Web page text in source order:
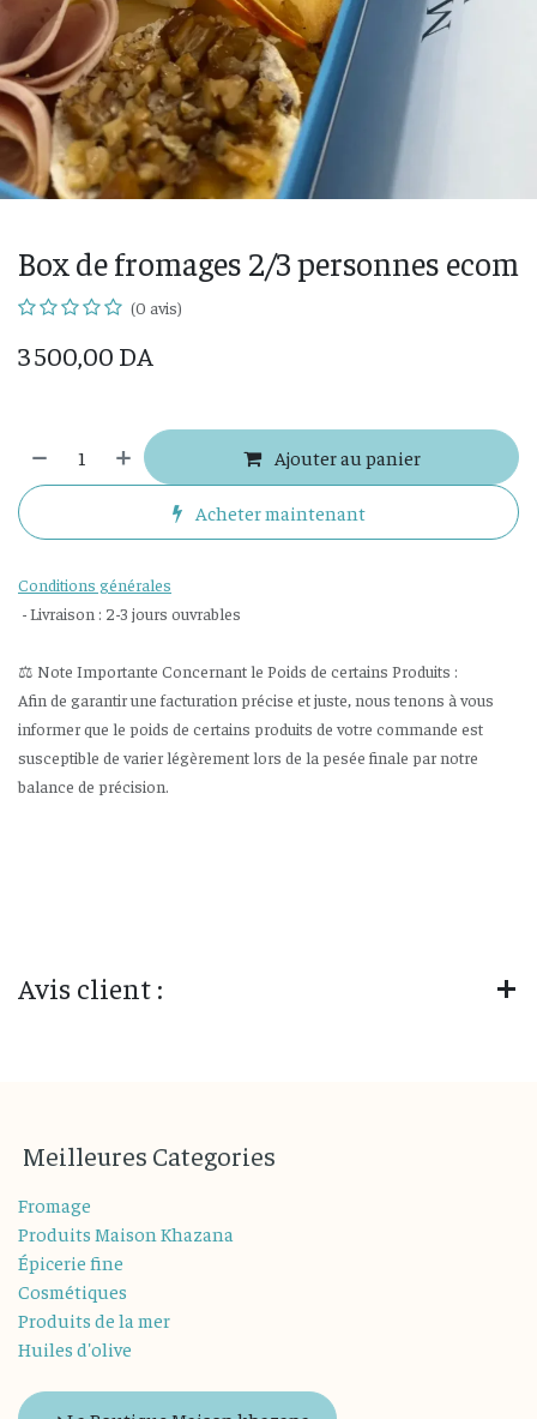
Box de fromages 2/3 personnes ecom
(0 avis)
3 500,00 DA
Ajouter au panier
Acheter maintenant
Conditions générales
- Livraison : 2-3 jours ouvrables
⚖️ Note Importante Concernant le Poids de certains Produits :
Afin de garantir une facturation précise et juste, nous tenons à vous
informer que le poids de certains produits de votre commande est
susceptible de varier légèrement lors de la pesée finale par notre
balance de précision.
Avis client :
Meilleures Categories
Fromage
Produits Maison Khazana
Épicerie fine
Cosmétiques
Produits de la mer
Huiles d'olive